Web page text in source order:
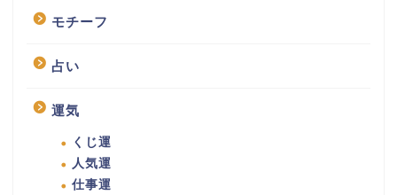
モチーフ
占い
運気
くじ運
人気運
仕事運